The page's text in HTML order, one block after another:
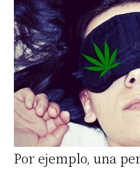
Por ejemplo, una